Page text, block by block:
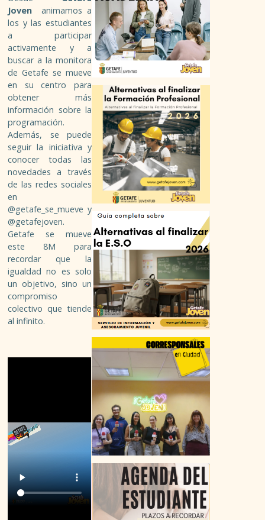
NO REGLADA
PARA EL TIEMPO LIBRE
BECAS / FAQ
GUÍAS Y PUBLICACIONES
PLAZOS DE SOLICITUD
FERIAS, JORNADAS, CONFERENCIAS
ENLACES
PUBLICACIONES
CARNÉS
MEDIO AMBIENTE
SALUD
VIVIENDA
Joven animamos a
los y las estudiantes
a participar
activamente y a
buscar a la monitora
de Getafe se mueve
en su centro para
obtener más
información sobre la
programación.
Además, se puede
seguir la iniciativa y
conocer todas las
novedades a través
de las redes sociales
en
@getafe_se_mueve y
@getafejoven.
Getafe se mueve
este 8M para
recordar que la
igualdad no es solo
un objetivo, sino un
compromiso
colectivo que tiende
al infinito.